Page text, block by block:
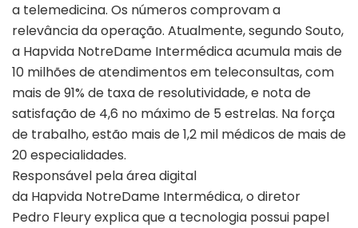
a telemedicina. Os números comprovam a
relevância da operação. Atualmente, segundo Souto,
a Hapvida NotreDame Intermédica acumula mais de
10 milhões de atendimentos em teleconsultas, com
mais de 91% de taxa de resolutividade, e nota de
satisfação de 4,6 no máximo de 5 estrelas. Na força
de trabalho, estão mais de 1,2 mil médicos de mais de
20 especialidades.
Responsável pela área digital
da Hapvida NotreDame Intermédica, o diretor
Pedro Fleury explica que a tecnologia possui papel